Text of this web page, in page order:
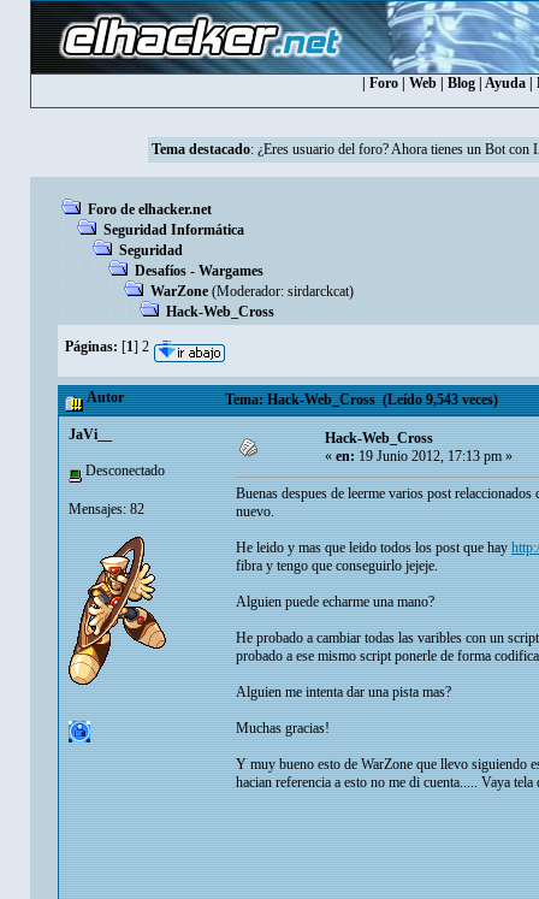
Foro Web Blog Ayuda
Tema destacado: ¿Eres usuario del foro? Ahora tienes un Bot con
Foro de elhacker.net
Seguridad Informática
Seguridad
Desafíos - Wargames
WarZone (Moderador: sirdarckcat)
Hack-Web_Cross
Páginas: [1] 2
Autor Tema: Hack-Web_Cross (Leído 9,543 veces)
JaVi__
Desconectado
Mensajes: 82
Hack-Web_Cross
«en:19 Junio 2012, 17:13 pm »
Buenas despues de leerme varios post
nuevo.
He leido y mas que leido todos los post que hay
fibra y tengo que conseguirlo jejeje.
Alguien puede echarme una mano?
He probado a cambiar todas las varibles con un
probado a ese mismo script ponerle de forma
Alguien me intenta dar una pista mas?
Muchas gracias!
Y muy bueno esto de WarZone que llevo siguiendo
hacian referencia a esto no me di cuenta..... Vaya tela